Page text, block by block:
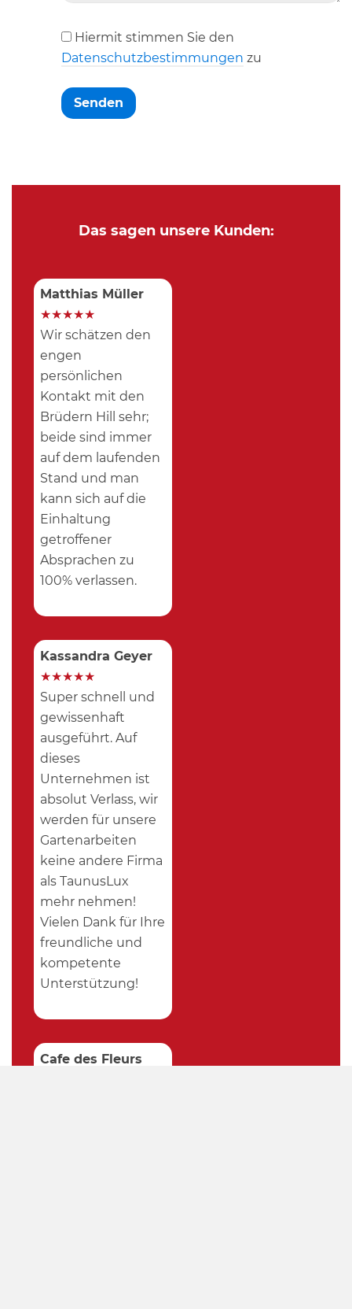
Hiermit stimmen Sie den
Datenschutzbestimmungen zu
Das sagen unsere Kunden:
Matthias Müller
★★★★★
Wir schätzen den
engen
persönlichen
Kontakt mit den
Brüdern Hill sehr;
beide sind immer
auf dem laufenden
Stand und man
kann sich auf die
Einhaltung
getroffener
Absprachen zu
100% verlassen.
Kassandra Geyer
★★★★★
Super schnell und
gewissenhaft
ausgeführt. Auf
dieses
Unternehmen ist
absolut Verlass, wir
werden für unsere
Gartenarbeiten
keine andere Firma
als TaunusLux
mehr nehmen!
Vielen Dank für Ihre
freundliche und
kompetente
Unterstützung!
Cafe des Fleurs